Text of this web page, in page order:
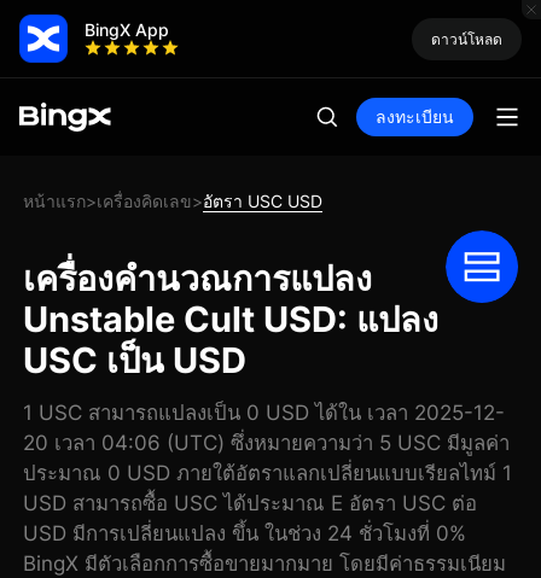
BingX App ดาวน์โหลด
ลงทะเบียน
หน้าแรก>เครื่องคิดเลข>อัตรา USC USD
เครื่องคำนวณการแปลง
Unstable Cult USD: แปลง
USC เป็น USD
1 USC สามารถแปลงเป็น 0 USD ได้ใน เวลา 2025-12-
20 เวลา 04:06 (UTC) ซึ่งหมายความว่า 5 USC มีมูลค่า
ประมาณ 0 USD ภายใต้อัตราแลกเปลี่ยนแบบเรียลไทม์ 1
USD สามารถซื้อ USC ได้ประมาณ E อัตรา USC ต่อ
USD มีการเปลี่ยนแปลง ขึ้น ในช่วง 24 ชั่วโมงที่ 0%
BingX มีตัวเลือกการซื้อขายมากมาย โดยมีค่าธรรมเนียม